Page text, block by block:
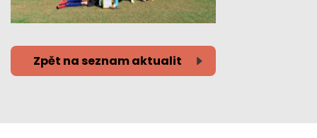
Zpět na seznam aktualit